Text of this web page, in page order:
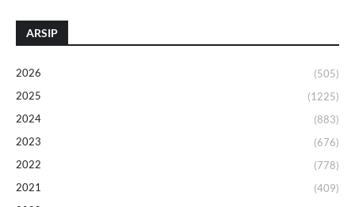
ARSIP
2026
(505)
2025
(1225)
2024
(883)
2023
(676)
2022
(778)
2021
(409)